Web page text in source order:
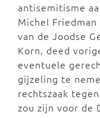
antisemitisme
Michel
van de Joodse
Korn, deed
eventuele
gijzeling te
rechtszaak
zou zijn voor de